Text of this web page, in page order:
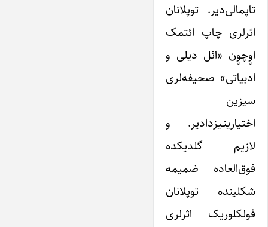
تاپمالی‌دیر. توپلانان
اثرلری چاپ ائتمک
اوٍچوٍن «ائل دیلی و
ادبیاتی» صحیفه‌لری
سیزین
اختیارینـیزدادیر. و
لازیم گلدیکده
فوق‌العاده ضمیمه
شکلینده توپلانان
فولکلوریک اثرلری